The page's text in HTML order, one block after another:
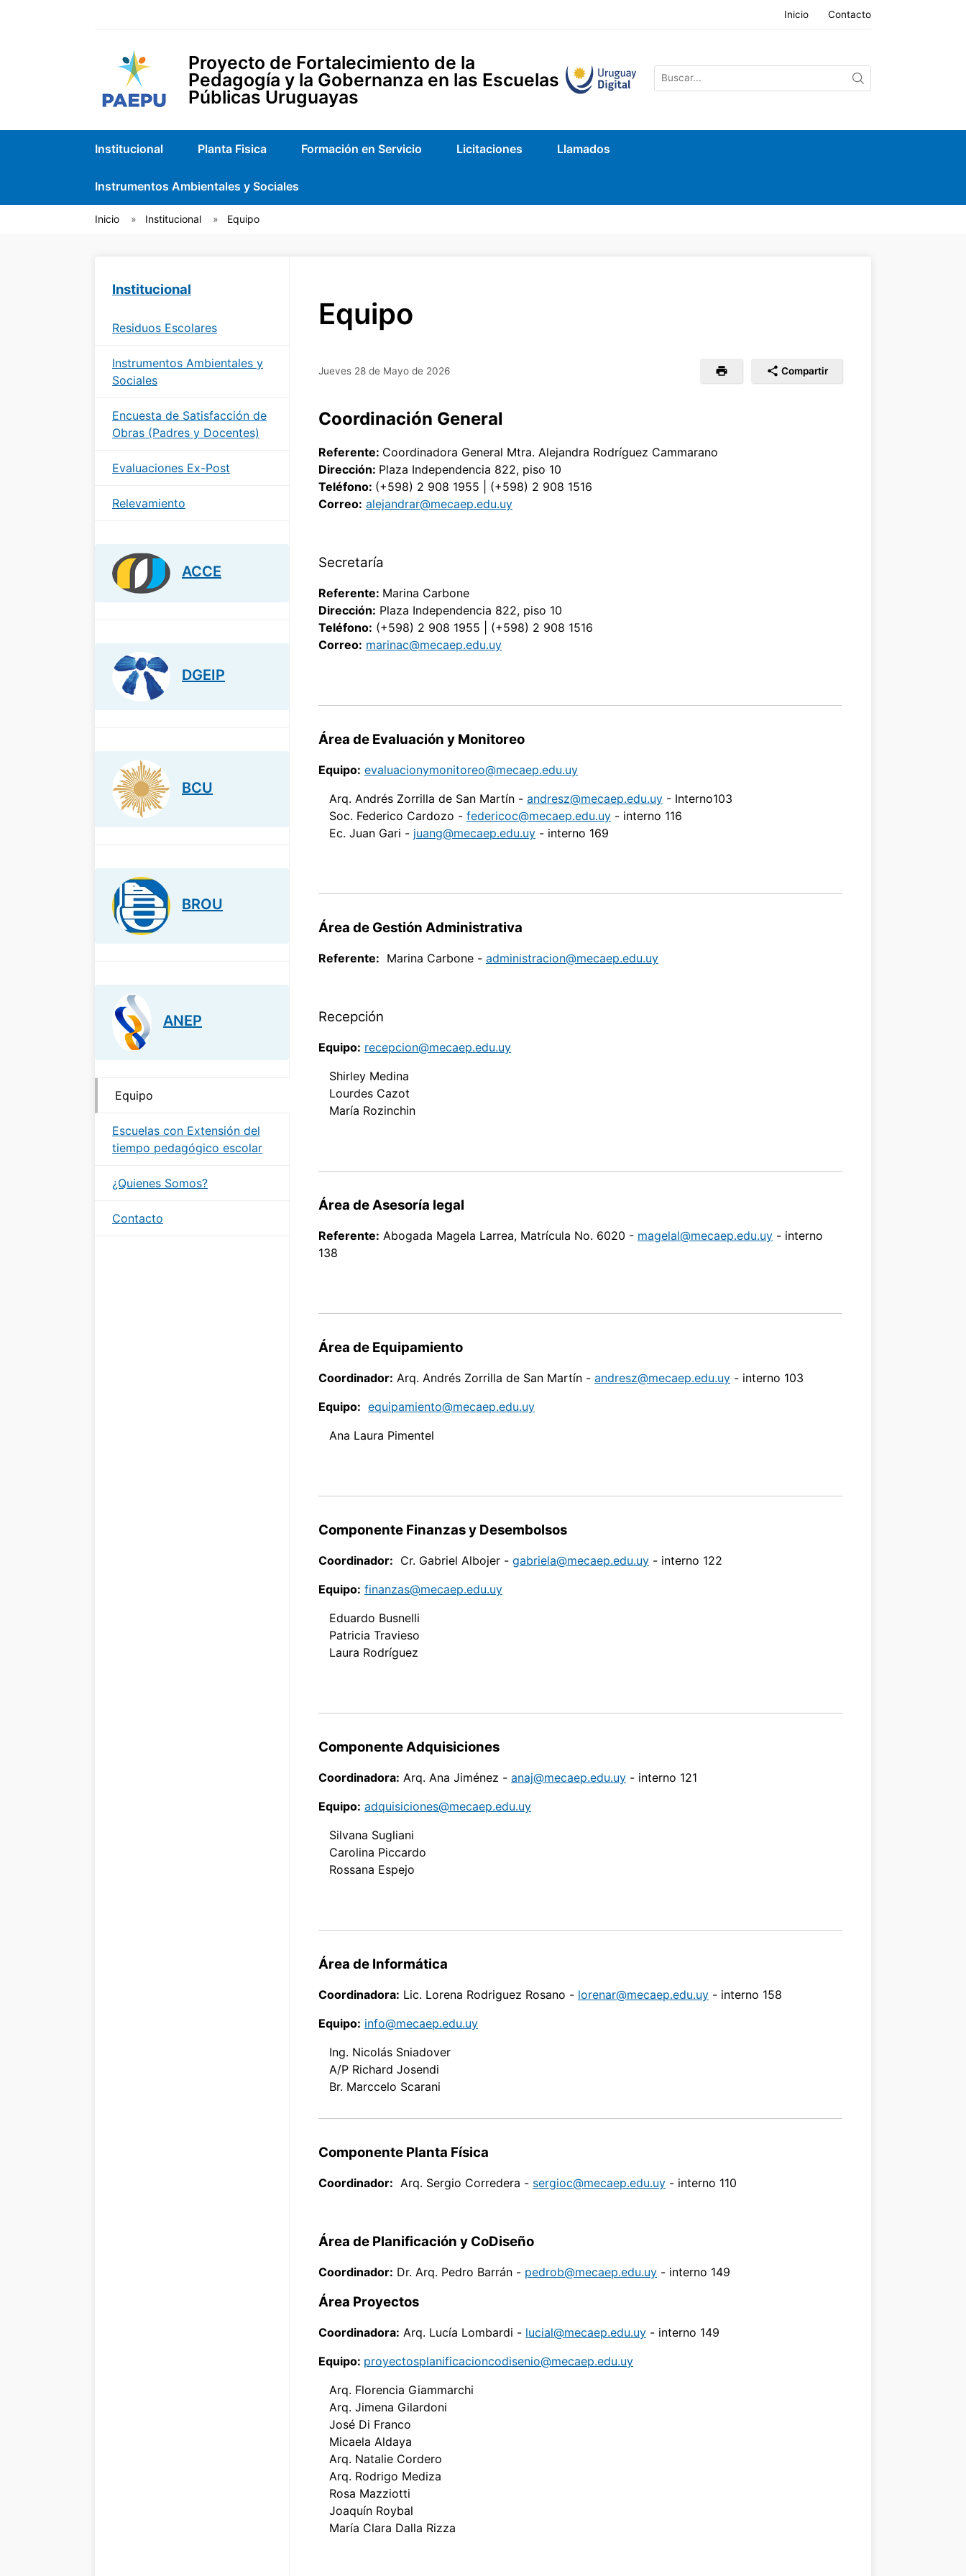
Inicio Contacto
Proyecto de Fortalecimiento de la
Pedagogía y la Gobernanza en las Escuelas
Públicas Uruguayas
Institucional Planta Fisica Formación en Servicio Licitaciones Llamados
Instrumentos Ambientales y Sociales
Inicio Institucional Equipo
Institucional
Residuos Escolares
Instrumentos Ambientales y
Sociales
Encuesta de Satisfacción de
Obras (Padres y Docentes)
Evaluaciones Ex-Post
Relevamiento
ACCE
DGEIP
BCU
BROU
ANEP
Equipo
Escuelas con Extensión del
tiempo pedagógico escolar
¿Quienes Somos?
Contacto
Equipo
Jueves 28 de Mayo de 2026 Compartir
Coordinación General
Referente: Coordinadora General Mtra. Alejandra Rodríguez Cammarano
Dirección: Plaza Independencia 822, piso 10
Teléfono: (+598) 2 908 1955 | (+598) 2 908 1516
Correo: alejandrar@mecaep.edu.uy
Secretaría
Referente: Marina Carbone
Dirección: Plaza Independencia 822, piso 10
Teléfono: (+598) 2 908 1955 | (+598) 2 908 1516
Correo: marinac@mecaep.edu.uy
Área de Evaluación y Monitoreo
Equipo: evaluacionymonitoreo@mecaep.edu.uy
Arq. Andrés Zorrilla de San Martín - andresz@mecaep.edu.uy - Interno103
Soc. Federico Cardozo - federicoc@mecaep.edu.uy - interno 116
Ec. Juan Gari - juang@mecaep.edu.uy - interno 169
Área de Gestión Administrativa
Referente: Marina Carbone - administracion@mecaep.edu.uy
Recepción
Equipo: recepcion@mecaep.edu.uy
Shirley Medina
Lourdes Cazot
María Rozinchin
Área de Asesoría legal
Referente: Abogada Magela Larrea, Matrícula No. 6020 - magelal@mecaep.edu.uy - interno
138
Área de Equipamiento
Coordinador: Arq. Andrés Zorrilla de San Martín - andresz@mecaep.edu.uy - interno 103
Equipo: equipamiento@mecaep.edu.uy
Ana Laura Pimentel
Componente Finanzas y Desembolsos
Coordinador: Cr. Gabriel Albojer - gabriela@mecaep.edu.uy - interno 122
Equipo: finanzas@mecaep.edu.uy
Eduardo Busnelli
Patricia Travieso
Laura Rodríguez
Componente Adquisiciones
Coordinadora: Arq. Ana Jiménez - anaj@mecaep.edu.uy - interno 121
Equipo: adquisiciones@mecaep.edu.uy
Silvana Sugliani
Carolina Piccardo
Rossana Espejo
Área de Informática
Coordinadora: Lic. Lorena Rodriguez Rosano - lorenar@mecaep.edu.uy - interno 158
Equipo: info@mecaep.edu.uy
Ing. Nicolás Sniadover
A/P Richard Josendi
Br. Marccelo Scarani
Componente Planta Física
Coordinador: Arq. Sergio Corredera - sergioc@mecaep.edu.uy - interno 110
Área de Planificación y CoDiseño
Coordinador: Dr. Arq. Pedro Barrán - pedrob@mecaep.edu.uy - interno 149
Área Proyectos
Coordinadora: Arq. Lucía Lombardi - lucial@mecaep.edu.uy - interno 149
Equipo: proyectosplanificacioncodisenio@mecaep.edu.uy
Arq. Florencia Giammarchi
Arq. Jimena Gilardoni
José Di Franco
Micaela Aldaya
Arq. Natalie Cordero
Arq. Rodrigo Mediza
Rosa Mazziotti
Joaquín Roybal
María Clara Dalla Rizza